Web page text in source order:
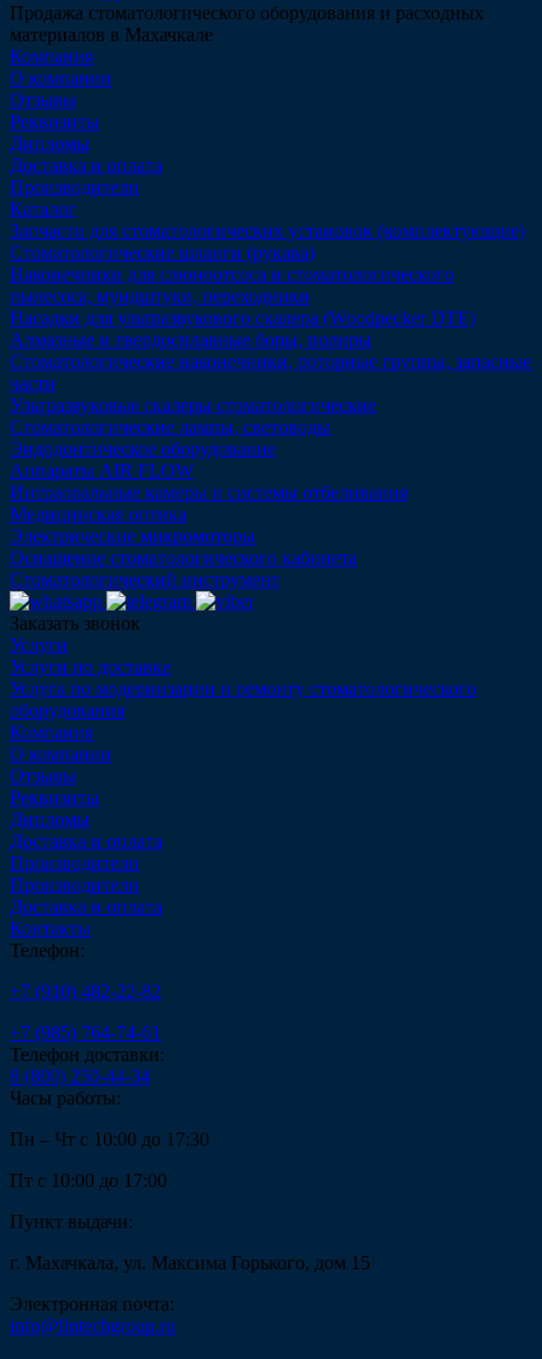
Продажа стоматологического оборудования и расходных
материалов в Махачкале
Компания
О компании
Отзывы
Реквизиты
Дипломы
Доставка и оплата
Производители
Каталог
Запчасти для стоматологических установок (комплектующие)
Стоматологические шланги (рукава)
Наконечники для слюноотсоса и стоматологического
пылесоса, мундштуки, переходники
Насадки для ультразвукового скалера (Woodpecker DTE)
Алмазные и твердосплавные боры, полиры
Стоматологические наконечники, роторные группы, запасные
части
Ультразвуковые скалеры стоматологические
Стоматологические лампы, световоды
Эндодонтическое оборудование
Аппараты AIR FLOW
Интраоральные камеры и системы отбеливания
Медицинская оптика
Электрические микромоторы
Оснащение стоматологического кабинета
Стоматологический инструмент
Заказать звонок
Услуги
Услуги по доставке
Услуга по модернизации и ремонту стоматологического
оборудования
Компания
О компании
Отзывы
Реквизиты
Дипломы
Доставка и оплата
Производители
Производители
Доставка и оплата
Контакты
Телефон:
+7 (910) 482-22-82
+7 (985) 764-74-61
Телефон доставки:
8 (800) 250-44-34
Часы работы:
Пн – Чт с 10:00 до 17:30
Пт с 10:00 до 17:00
Пункт выдачи:
г. Махачкала, ул. Максима Горького, дом 15
Электронная почта:
info@fintechgroup.ru